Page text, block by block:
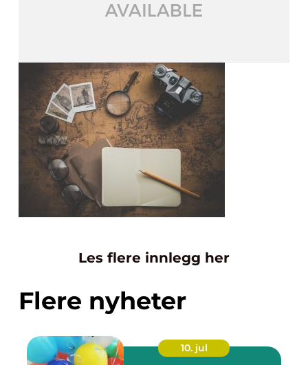
Les flere innlegg her
Flere nyheter
10. jul